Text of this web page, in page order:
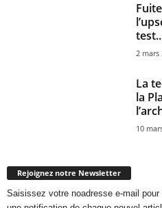
2 mars
La
la
10
Rejoignez notre Newsletter
Saisissez votre noadresse e-mail